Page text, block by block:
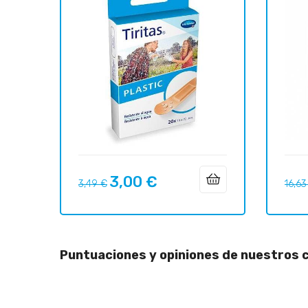
Precio
3,49 € Precio
3,00 €
Puntuaciones y opiniones de nuestros